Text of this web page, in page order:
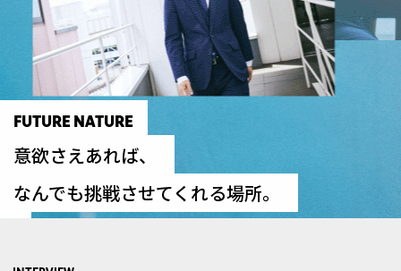
FUTURE NATURE
意欲さえあれば、
なんでも挑戦させてくれる場所。